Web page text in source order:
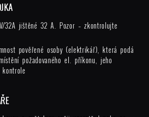
32A jištěné 32 A. Pozor – zkontrolujte
pověřené osoby (elektrikář), která podá
požadovaného el. příkonu, jeho